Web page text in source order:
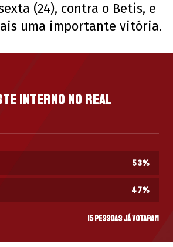
(24), contra o Betis, e
uma importante vitória.
interno no Real
53%
47%
15 pessoas já votaram